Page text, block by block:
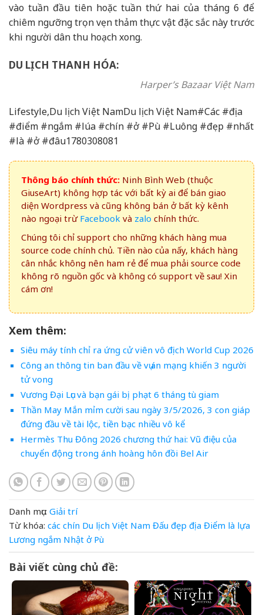
vào tuần đầu tiên hoặc tuần thứ hai của tháng 6 để
chiêm ngưỡng trọn vẹn thảm thực vật đặc sắc này trước
khi người dân thu hoạch xong.
DU LỊCH THANH HÓA:
Harper’s Bazaar Việt Nam
Lifestyle,Du lịch Việt NamDu lịch Việt Nam#Các #địa
#điểm #ngắm #lúa #chín #ở #Pù #Luông #đẹp #nhất
#là #ở #đâu1780308081
Thông báo chính thức: Ninh Bình Web (thuộc
GiuseArt) không hợp tác với bất kỳ ai để bán giao
diện Wordpress và cũng không bán ở bất kỳ kênh
nào ngoại trừ Facebook và zalo chính thức.
Chúng tôi chỉ support cho những khách hàng mua
source code chính chủ. Tiền nào của nấy, khách hàng
cân nhắc không nên ham rẻ để mua phải source code
không rõ nguồn gốc và không có support về sau! Xin
cám ơn!
Xem thêm:
Siêu máy tính chỉ ra ứng cử viên vô địch World Cup 2026
Công an thông tin ban đầu về vụ án mạng khiến 3 người
tử vong
Vương Đại Lục và bạn gái bị phạt 6 tháng tù giam
Thần May Mắn mỉm cười sau ngày 3/5/2026, 3 con giáp
đứng đầu về tài lộc, tiền bạc nhiều vô kể
Hermès Thu Đông 2026 chương thứ hai: Vũ điệu của
chuyển động trong ánh hoàng hôn đồi Bel Air
Danh mục: Giải trí
Từ khóa: các chín Du lịch Việt Nam Đấu đẹp địa Điểm là lựa
Lương ngắm Nhật ở Pù
Bài viết cùng chủ đề: